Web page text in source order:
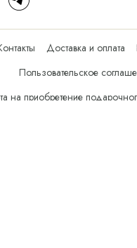
Доставка и оплата
Пользовательское
на приобретение